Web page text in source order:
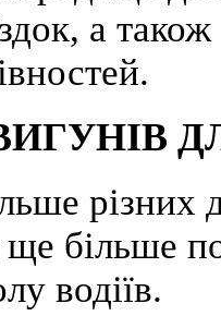
а
різних
більше
водіїв.